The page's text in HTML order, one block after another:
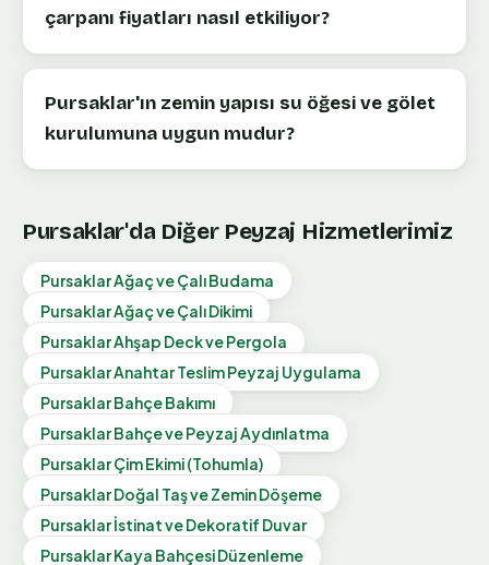
çarpanı fiyatları nasıl etkiliyor?
Pursaklar'ın zemin yapısı su öğesi ve gölet
kurulumuna uygun mudur?
Pursaklar'da Diğer Peyzaj Hizmetlerimiz
PursaklarAğaç ve Çalı Budama
PursaklarAğaç ve Çalı Dikimi
PursaklarAhşap Deck ve Pergola
PursaklarAnahtar Teslim Peyzaj Uygulama
PursaklarBahçe Bakımı
PursaklarBahçe ve Peyzaj Aydınlatma
PursaklarÇim Ekimi (Tohumla)
PursaklarDoğal Taş ve Zemin Döşeme
Pursaklarİstinat ve Dekoratif Duvar
PursaklarKaya Bahçesi Düzenleme